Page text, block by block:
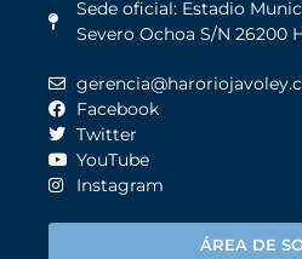
Sede oficial: Estadio
Severo Ochoa S/N 26200
Facebook
Twitter
YouTube
Instagram
ÁREA DE